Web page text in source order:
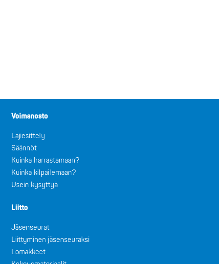
Voimanosto
Lajiesittely
Säännöt
Kuinka harrastamaan?
Kuinka kilpailemaan?
Usein kysyttyä
Liitto
Jäsenseurat
Liittyminen jäsenseuraksi
Lomakkeet